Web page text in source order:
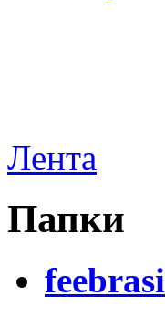
Лента
Папки
feebrasi